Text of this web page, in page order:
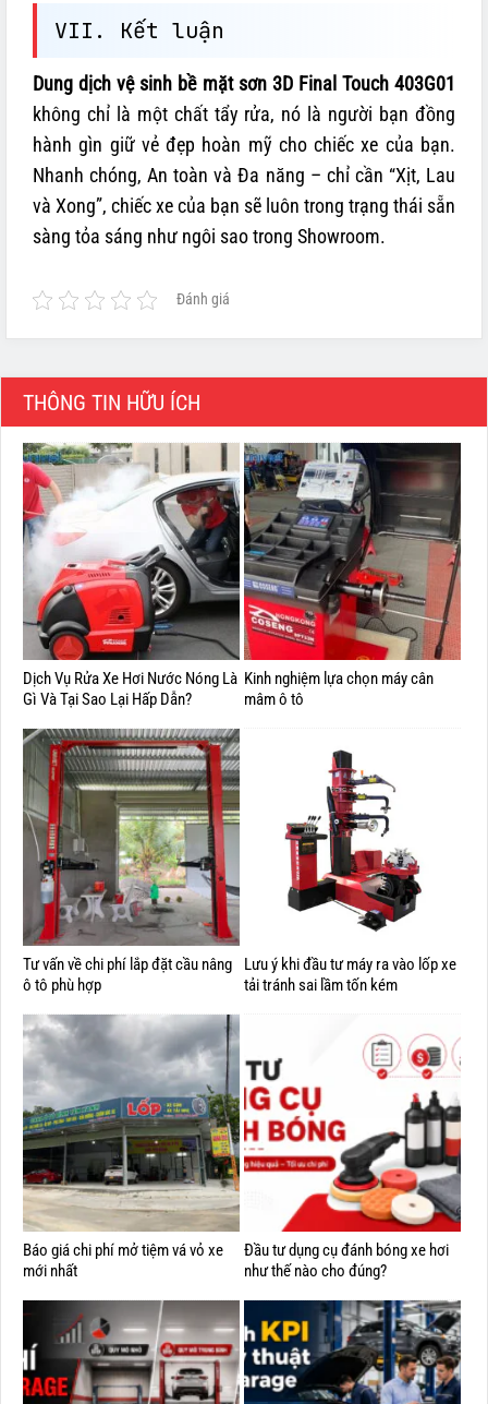
VII. Kết luận
Dung dịch vệ sinh bề mặt sơn 3D Final Touch 403G01
không chỉ là một chất tẩy rửa, nó là người bạn đồng
hành gìn giữ vẻ đẹp hoàn mỹ cho chiếc xe của bạn.
Nhanh chóng, An toàn và Đa năng – chỉ cần “Xịt, Lau
và Xong”, chiếc xe của bạn sẽ luôn trong trạng thái sẵn
sàng tỏa sáng như ngôi sao trong Showroom.
Đánh giá
THÔNG TIN HỮU ÍCH
Dịch Vụ Rửa Xe Hơi Nước Nóng Là
Gì Và Tại Sao Lại Hấp Dẫn?
Kinh nghiệm lựa chọn máy cân
mâm ô tô
Tư vấn về chi phí lắp đặt cầu nâng
ô tô phù hợp
Lưu ý khi đầu tư máy ra vào lốp xe
tải tránh sai lầm tốn kém
Báo giá chi phí mở tiệm vá vỏ xe
mới nhất
Đầu tư dụng cụ đánh bóng xe hơi
như thế nào cho đúng?